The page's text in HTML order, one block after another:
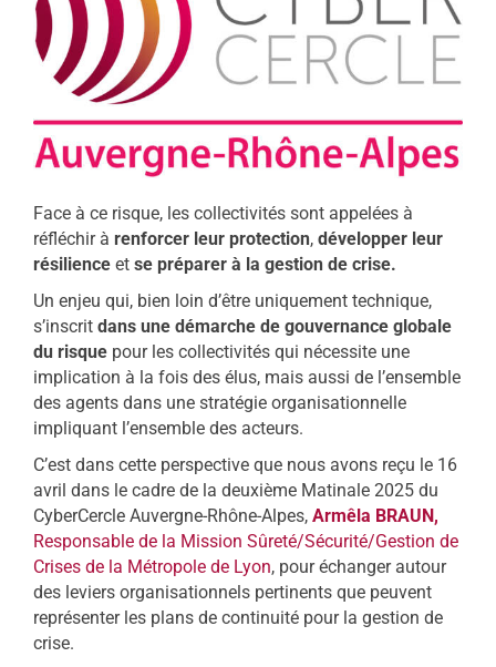
Face à ce risque, les collectivités sont appelées à
réfléchir à renforcer leur protection, développer leur
résilienceet se préparer à la gestion de crise.
Un enjeu qui, bien loin d’être uniquement technique,
s’inscrit dans une démarche de gouvernance globale
du risquepour les collectivités qui nécessite une
implication à la fois des élus, mais aussi de l’ensemble
des agents dans une stratégie organisationnelle
impliquant l’ensemble des acteurs.
C’est dans cette perspective que nous avons reçu le 16
avril dans le cadre de la deuxième Matinale 2025 du
CyberCercle Auvergne-Rhône-Alpes, Armêla BRAUN,
Responsable de la Mission Sûreté/Sécurité/Gestion de
Crises de la Métropole de Lyon, pour échanger autour
des leviers organisationnels pertinents que peuvent
représenter les plans de continuité pour la gestion de
crise.